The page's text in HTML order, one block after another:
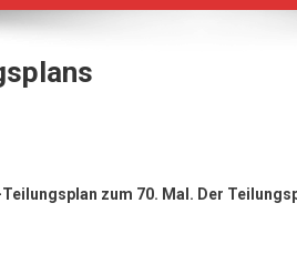
zum 70. Mal. Der